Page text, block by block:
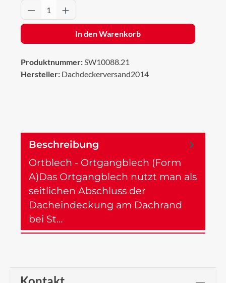
Produkt Anzahl: Gib den gewünschten
In den Warenkorb
Produktnummer:SW10088.21
Hersteller: Dachdeckerversand2014
Beschreibung
Ortblech - Ortgangblech (Form
A)Das Ortgangblech nutzt man als
seitlichen Abschluss der
Dacheindeckung am Dachrand
bei St…